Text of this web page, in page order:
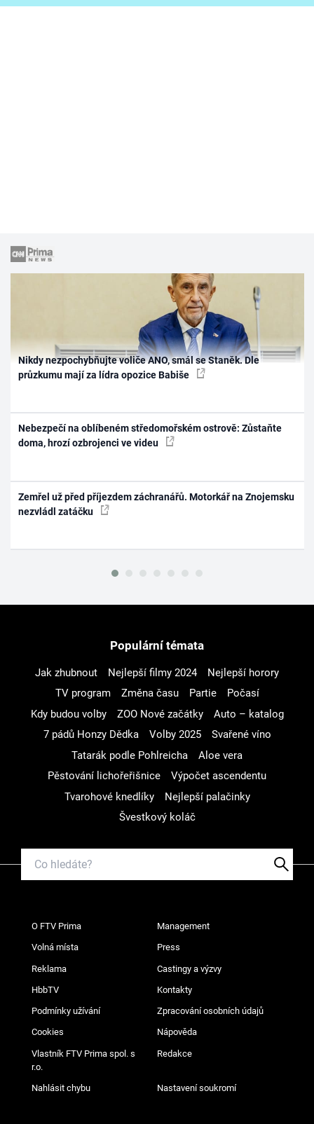
Nikdy nezpochybňujte voliče ANO, smál se Staněk. Dle
průzkumu mají za lídra opozice Babiše
Nebezpečí na oblíbeném středomořském ostrově: Zůstaňte
doma, hrozí ozbrojenci ve videu
Zemřel už před příjezdem záchranářů. Motorkář na Znojemsku
nezvládl zatáčku
Populární témata
Jak zhubnout Nejlepší filmy 2024
Nejlepší horory
TV program
Změna času Partie
Počasí
Kdy budou volby
ZOO Nové začátky
Auto – katalog
7 pádů Honzy Dědka
Volby 2025
Svařené víno
Tatarák podle Pohlreicha
Aloe vera
Pěstování lichořeřišnice
Výpočet ascendentu
Tvarohové knedlíky
Nejlepší palačinky
Švestkový koláč
O FTV Prima Management
Volná místa Press
Reklama Castingy a výzvy
HbbTV Kontakty
Podmínky užívání Zpracování osobních údajů
Cookies Nápověda
Vlastník FTV Prima spol. s
r.o.
Redakce
Nahlásit chybu Nastavení soukromí